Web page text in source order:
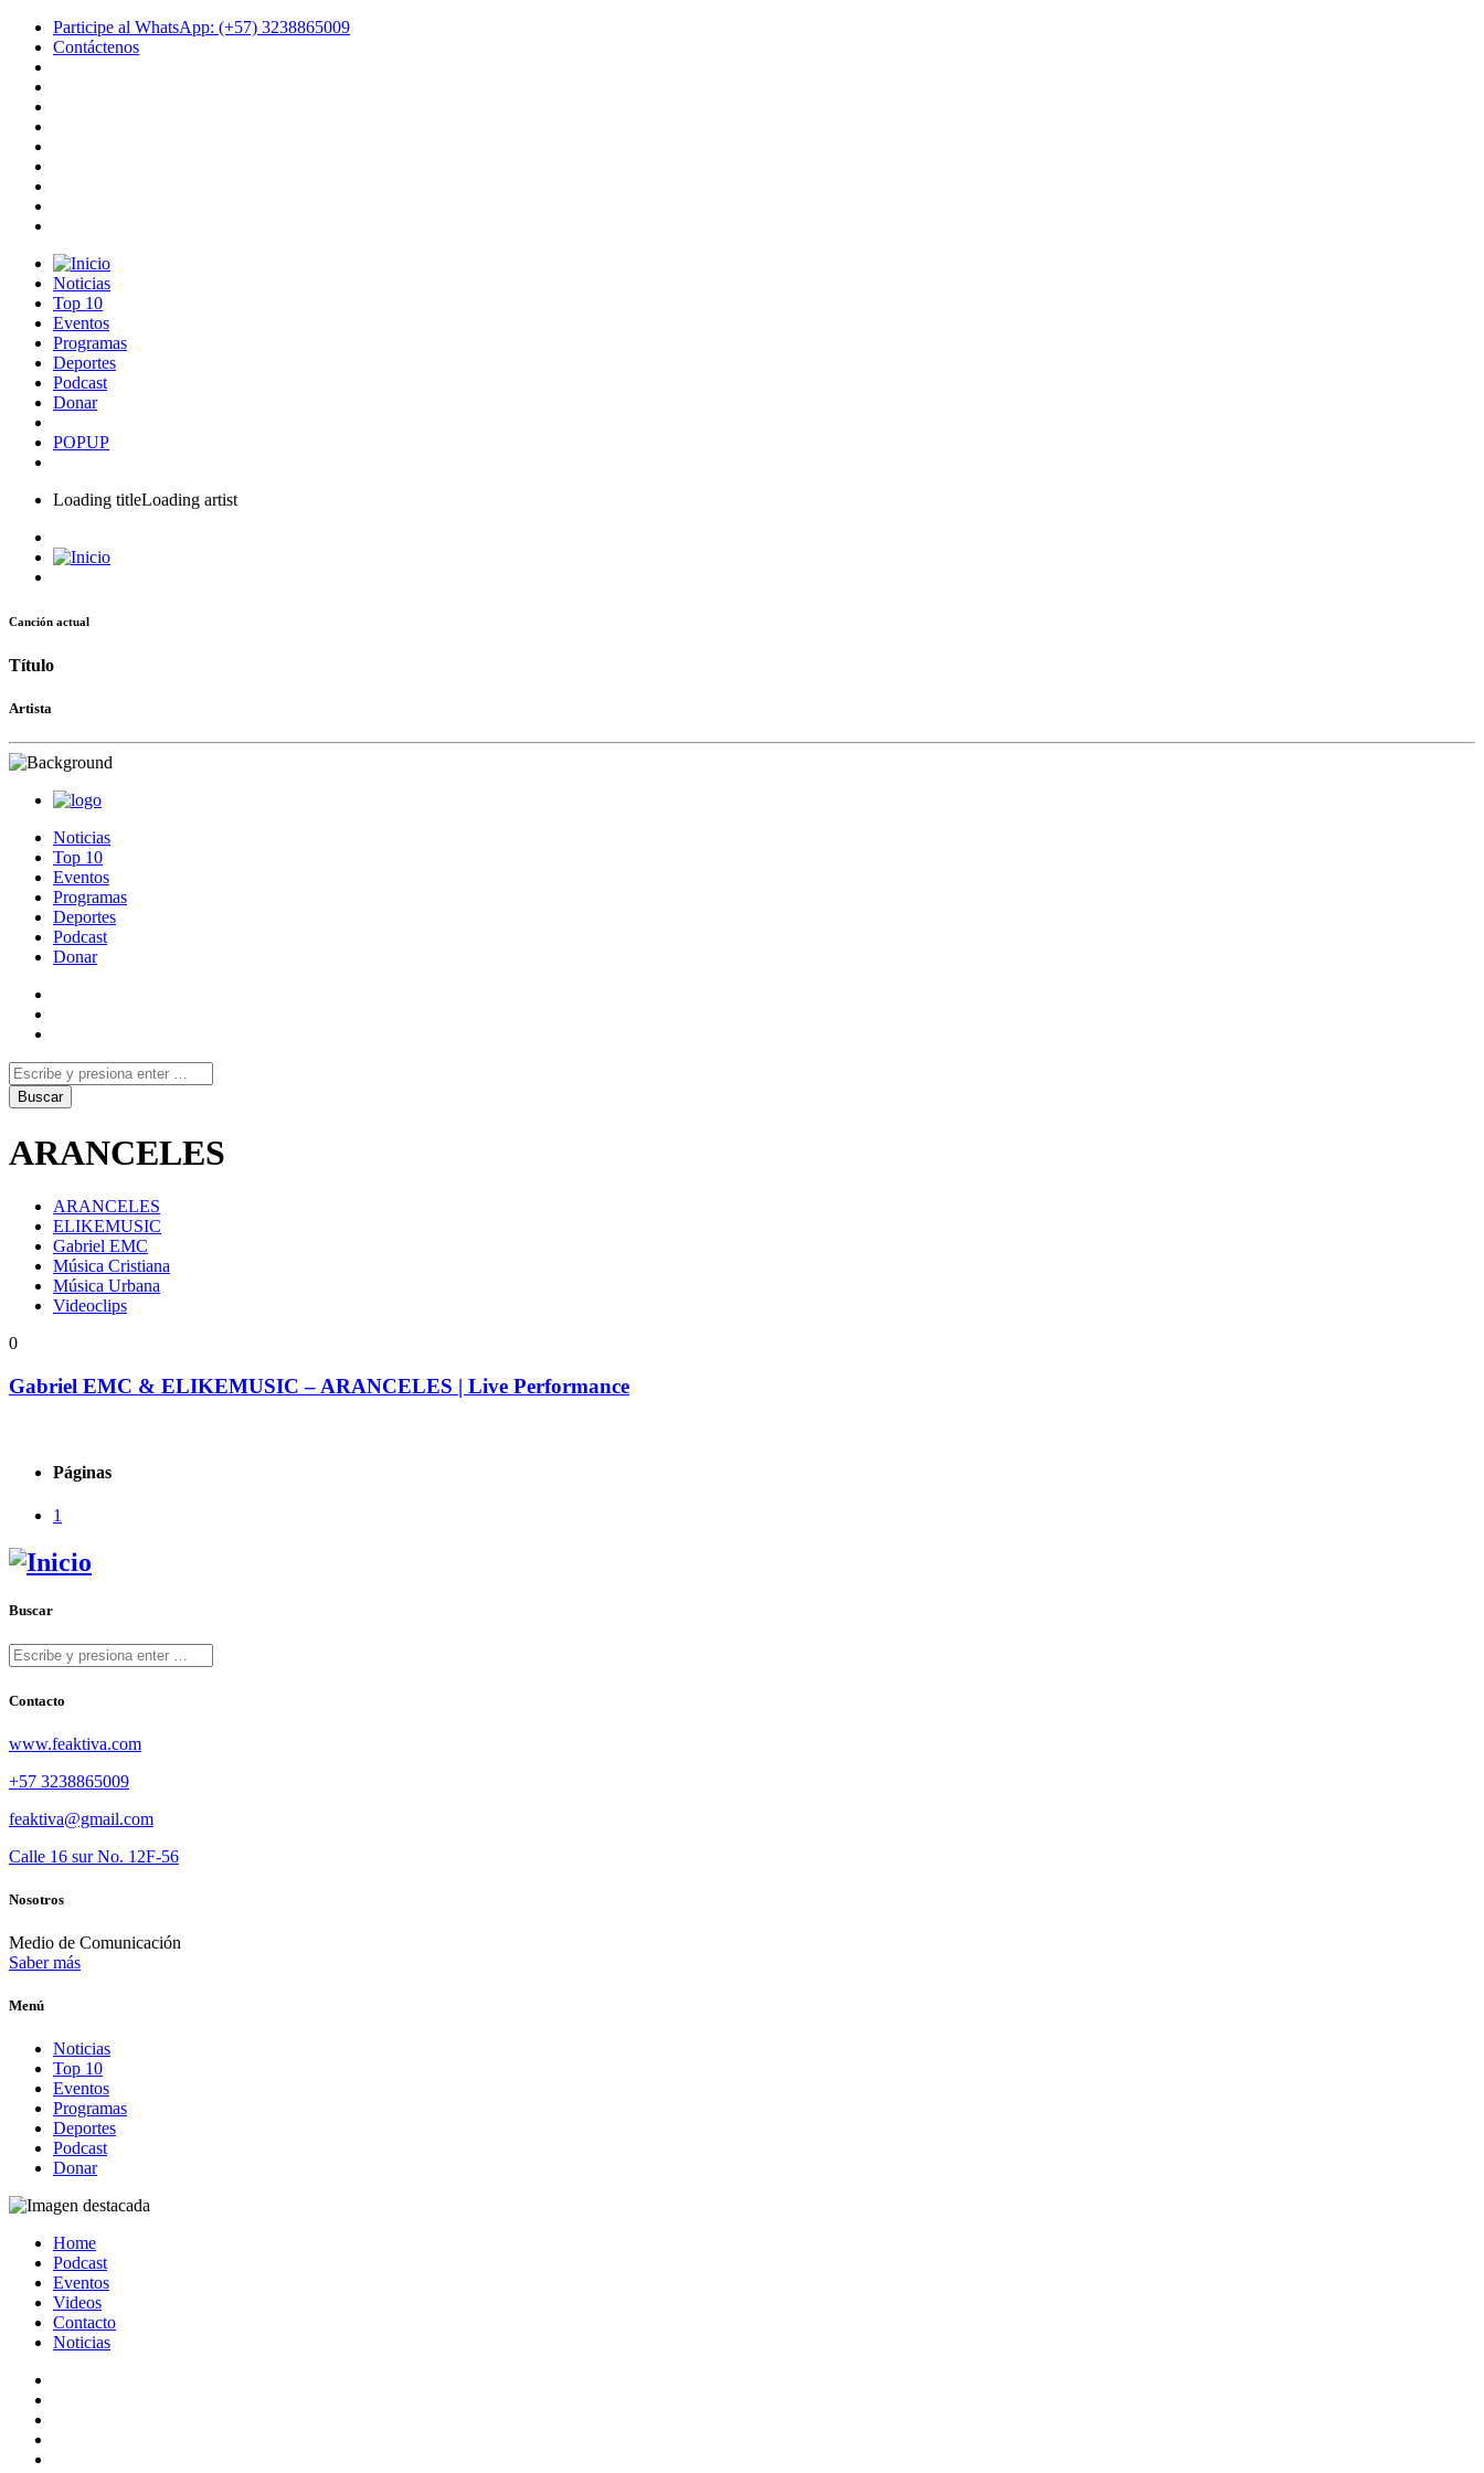
Participe al WhatsApp: (+57) 3238865009
Contáctenos
Noticias
Top 10
Eventos
Programas
Deportes
Podcast
Donar
POPUP
Loading titleLoading artist
Canción actual
Título
Artista
Noticias
Top 10
Eventos
Programas
Deportes
Podcast
Donar
ARANCELES
ARANCELES
ELIKEMUSIC
Gabriel EMC
Música Cristiana
Música Urbana
Videoclips
0
Gabriel EMC & ELIKEMUSIC – ARANCELES | Live Performance
Páginas
1
Buscar
Contacto
www.feaktiva.com
+57 3238865009
feaktiva@gmail.com
Calle 16 sur No. 12F-56
Nosotros
Medio de Comunicación
Saber más
Menú
Noticias
Top 10
Eventos
Programas
Deportes
Podcast
Donar
Home
Podcast
Eventos
Videos
Contacto
Noticias